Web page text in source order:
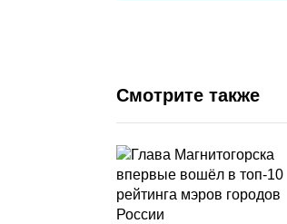
Смотрите также